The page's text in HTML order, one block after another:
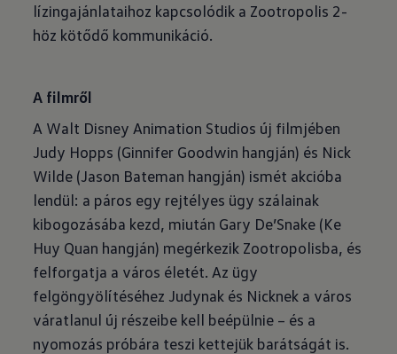
lízingajánlataihoz kapcsolódik a Zootropolis 2-
höz kötődő kommunikáció.
A filmről
A Walt Disney Animation Studios új filmjében
Judy Hopps (Ginnifer Goodwin hangján) és Nick
Wilde (Jason Bateman hangján) ismét akcióba
lendül: a páros egy rejtélyes ügy szálainak
kibogozásába kezd, miután Gary De’Snake (Ke
Huy Quan hangján) megérkezik Zootropolisba, és
felforgatja a város életét. Az ügy
felgöngyölítéséhez Judynak és Nicknek a város
váratlanul új részeibe kell beépülnie – és a
nyomozás próbára teszi kettejük barátságát is.